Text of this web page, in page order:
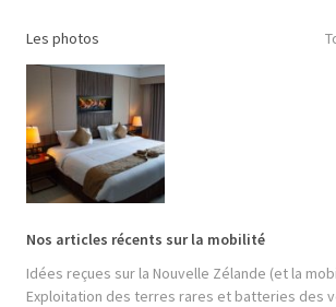
Les photos
Nos articles récents sur la mobilité
Idées reçues sur la Nouvelle Zélande (et la
Exploitation des terres rares et batteries des